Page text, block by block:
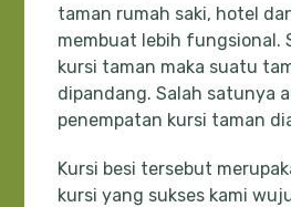
taman rumah saki, hotel
membuat lebih fungsional.
kursi taman maka suatu
dipandang. Salah satunya
penempatan kursi taman
Kursi besi tersebut
kursi yang sukses kami